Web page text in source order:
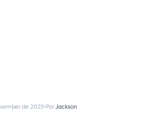
de 2023•Por Jackson